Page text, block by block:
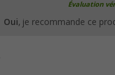
Évaluation
Oui, je recommande ce